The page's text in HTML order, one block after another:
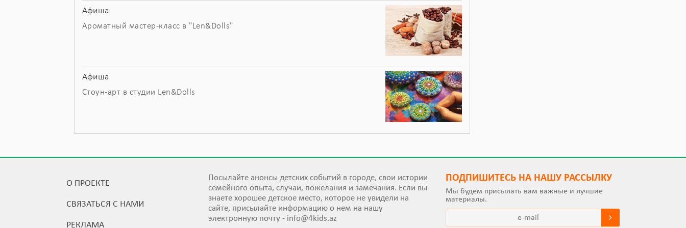
Афиша
Ароматный мастер-класс в "Len&Dolls"
Афиша
Стоун-арт в студии Len&Dolls
О ПРОЕКТЕ
СВЯЗАТЬСЯ С НАМИ
РЕКЛАМА
Посылайте анонсы детских событий в городе, свои истории
семейного опыта, случаи, пожелания и замечания. Если вы
знаете хорошее детское место, которое не увидели на
сайте, присылайте информацию о нем на нашу
электронную почту - info@4kids.az
ПОДПИШИТEСЬ НА НАШУ РАССЫЛКУ
Мы будем присылать вам важные и лучшие
материалы.